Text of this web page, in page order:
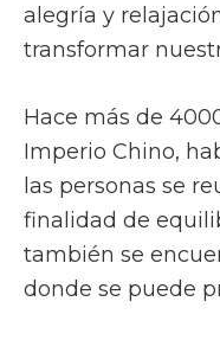
alegría y
transformar
Hace más de
Imperio Chino,
las personas se
finalidad de
también se
donde se puede